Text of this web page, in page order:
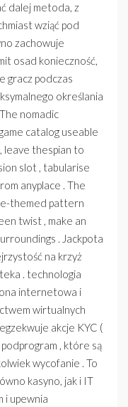
dalej metoda, z
wziąć pod
zachowuje
osad konieczność,
gracz podczas
określania
nomadic
catalog useable
leave thespian to
slot , tabularise
anyplace . The
themed pattern
twist , make an
. Jackpota
na krzyż
. technologia
internetowa i
wirtualnych
akcje KYC (
, które są
wycofanie . To
kasyno, jak i IT
i upewnia